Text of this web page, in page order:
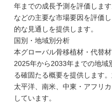
年までの成長予測を評価しま
などの主要な市場要因を評価
的な見通しを提供します。
国別・地域別分析
本グローバル骨移植材・代替
2025年から2033年までの地域
る確固たる概要を提供します
太平洋、南米、中東・アフリ
しています。